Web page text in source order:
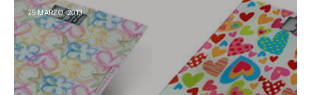
29 MARZO, 2013